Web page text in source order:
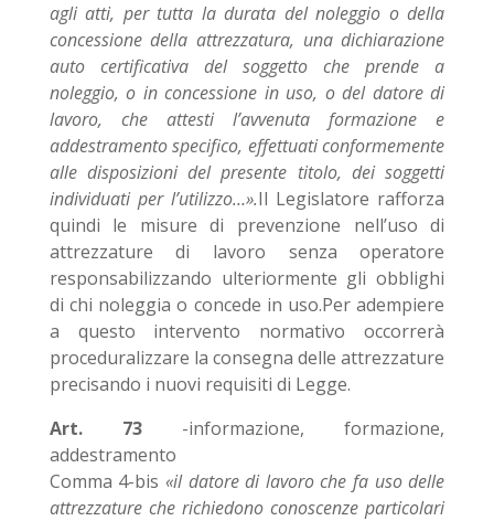
agli atti, per tutta la durata del noleggio o della
concessione della attrezzatura, una dichiarazione
auto certificativa del soggetto che prende a
noleggio, o in concessione in uso, o del datore di
lavoro, che attesti l’avvenuta formazione e
addestramento specifico, effettuati conformemente
alle disposizioni del presente titolo, dei soggetti
individuati per l’utilizzo…».Il Legislatore rafforza
quindi le misure di prevenzione nell’uso di
attrezzature di lavoro senza operatore
responsabilizzando ulteriormente gli obblighi
di chi noleggia o concede in uso.Per adempiere
a questo intervento normativo occorrerà
proceduralizzare la consegna delle attrezzature
precisando i nuovi requisiti di Legge.
Art. 73-informazione, formazione,
addestramento
Comma 4-bis «il datore di lavoro che fa uso delle
attrezzature che richiedono conoscenze particolari